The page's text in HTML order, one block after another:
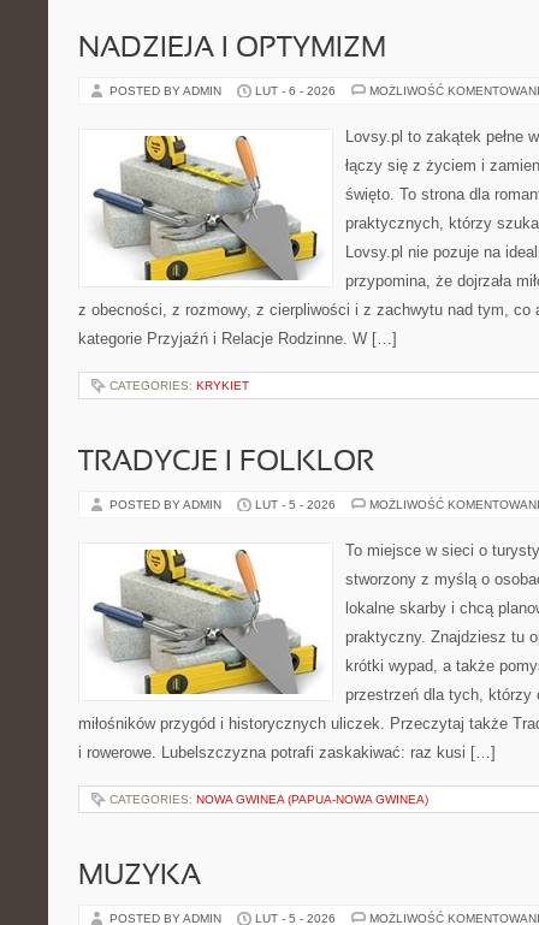
NADZIEJA I OPTYMIZM
POSTED BY ADMIN LUT - 6 - 2026 MOŻLIWOŚĆ
Lovsy.pl to zakątek pełne
łączy się z życiem i
święto. To strona dla
praktycznych, którzy
Lovsy.pl nie pozuje na
przypomina, że dojrzała
z obecności, z rozmowy, z cierpliwości i z zachwytu nad tym, co
kategorie Przyjaźń i Relacje Rodzinne. W […]
CATEGORIES: KRYKIET
TRADYCJE I FOLKLOR
POSTED BY ADMIN LUT - 5 - 2026 MOŻLIWOŚĆ
To miejsce w sieci o
stworzony z myślą o
lokalne skarby i chcą
praktyczny. Znajdziesz tu
krótki wypad, a także
przestrzeń dla tych, którzy
miłośników przygód i historycznych uliczek. Przeczytaj także
i rowerowe. Lubelszczyzna potrafi zaskakiwać: raz kusi […]
CATEGORIES: NOWA GWINEA (PAPUA-NOWA GWINEA)
MUZYKA
POSTED BY ADMIN LUT - 5 - 2026 MOŻLIWOŚĆ